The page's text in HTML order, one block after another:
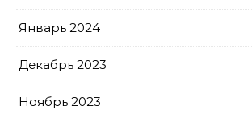
Январь 2024
Декабрь 2023
Ноябрь 2023